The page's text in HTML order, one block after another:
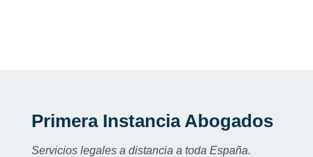
Primera Instancia Abogados
Servicios legales a distancia a toda España.